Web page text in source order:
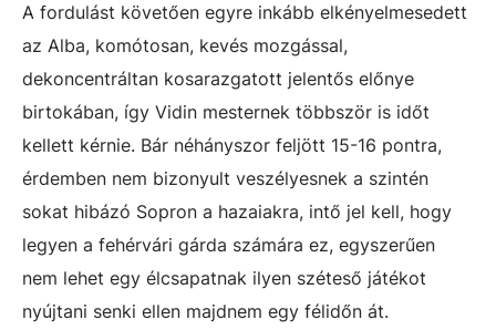
A fordulást követően egyre inkább elkényelmesedett
az Alba, komótosan, kevés mozgással,
dekoncentráltan kosarazgatott jelentős előnye
birtokában, így Vidin mesternek többször is időt
kellett kérnie. Bár néhányszor feljött 15-16 pontra,
érdemben nem bizonyult veszélyesnek a szintén
sokat hibázó Sopron a hazaiakra, intő jel kell, hogy
legyen a fehérvári gárda számára ez, egyszerűen
nem lehet egy élcsapatnak ilyen széteső játékot
nyújtani senki ellen majdnem egy félidőn át.